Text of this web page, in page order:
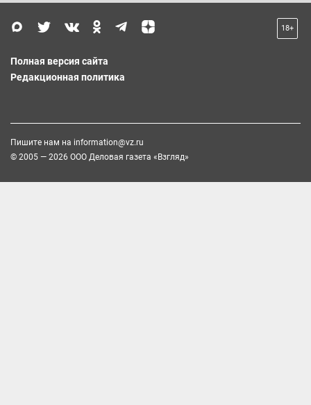
18+
Полная версия сайта
Редакционная политика
Пишите нам на information@vz.ru
© 2005 — 2026 ООО Деловая газета «Взгляд»